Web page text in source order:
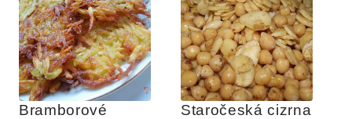
Bramborové
Staročeská cizrna